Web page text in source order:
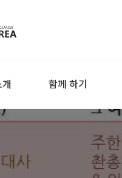
함께 하기